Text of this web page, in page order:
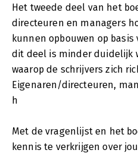
Het tweede deel van het
directeuren en managers
kunnen opbouwen op
dit deel is minder duidelijk
waarop de schrijvers zich
Eigenaren/directeuren,
h
Met de vragenlijst en het
kennis te verkrijgen over